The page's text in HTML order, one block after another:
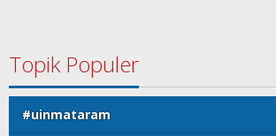
Topik Populer
#uinmataram